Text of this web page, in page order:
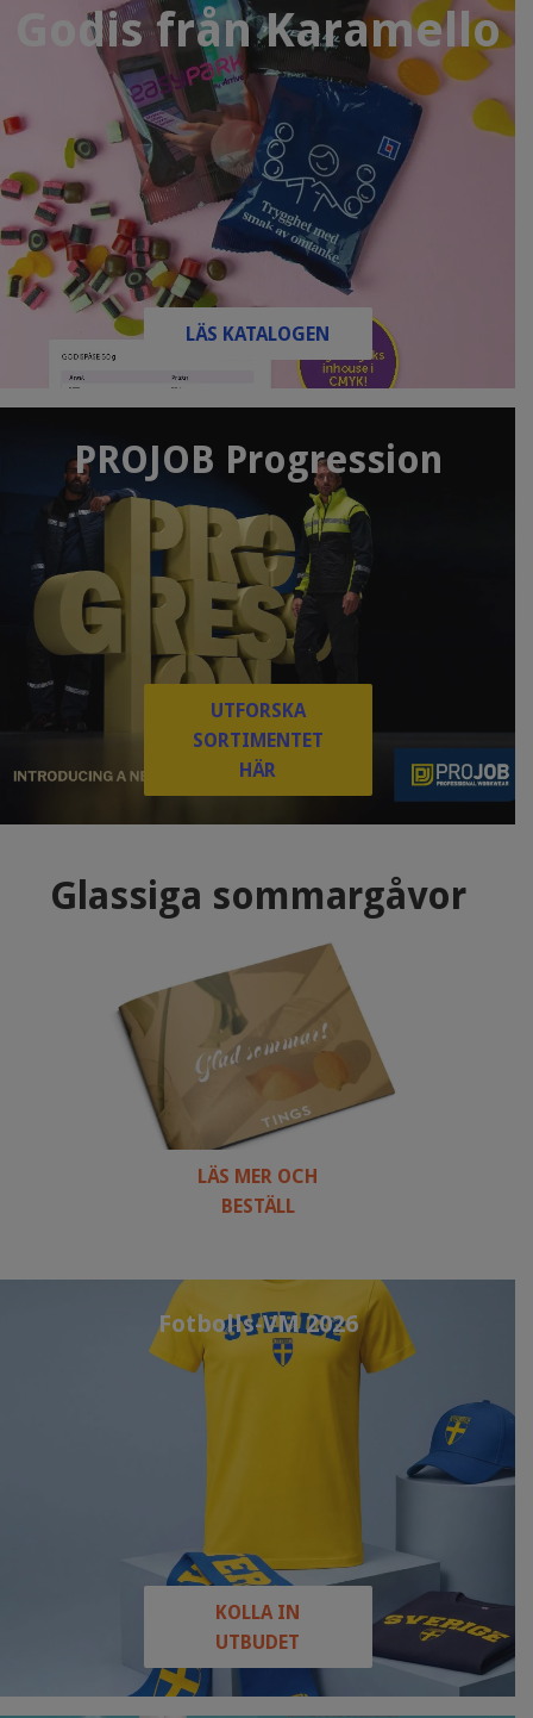
Godis från Karamello
LÄS KATALOGEN
PROJOB Progression
UTFORSKA
SORTIMENTET
HÄR
Glassiga sommargåvor
LÄS MER OCH
BESTÄLL
Fotbolls-VM 2026
KOLLA IN
UTBUDET